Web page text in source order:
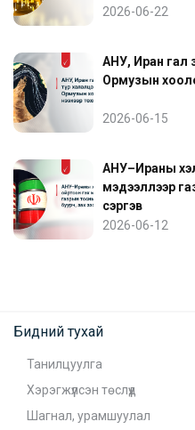
2026-06-22
АНУ, Иран гал
Ормузын
2026-06-15
АНУ–Ираны
мэдээллээр
сэргэв
2026-06-12
Бидний тухай
Танилцуулга
Хэрэгжүүлсэн төслүүд
Шагнал, урамшуулал